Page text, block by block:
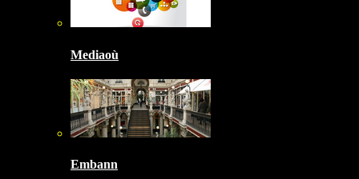
Mediaoù
Embann